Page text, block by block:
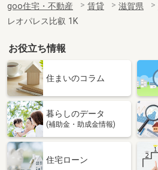
goo住宅・不動産 賃貸 滋賀県
レオパレス比叡 1K
お役立ち情報
住まいのコラム
暮らしのデータ
(補助金・助成金情報)
住宅ローン